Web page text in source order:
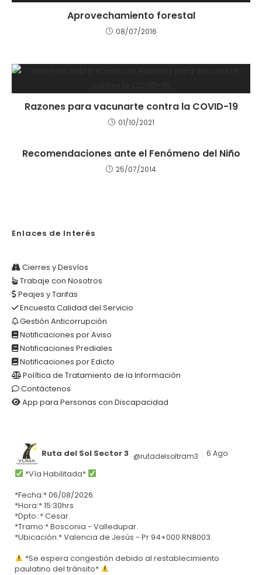
Aprovechamiento forestal
08/07/2016
Razones para vacunarte contra la COVID-19
01/10/2021
Recomendaciones ante el Fenómeno del Niño
25/07/2014
Enlaces de Interés
Cierres y Desvíos
Trabaje con Nosotros
Peajes y Tarifas
Encuesta Calidad del Servicio
Gestión Anticorrupción
Notificaciones por Aviso
Notificaciones Prediales
Notificaciones por Edicto
Política de Tratamiento de la Información
Contáctenos
App para Personas con Discapacidad
Ruta del Sol Sector 3 @rutadelsoltram3 · 6 Ago
*Vía Habilitada*
*Fecha:* 06/08/2026.
*Hora:* 15:30hrs
*Dpto.:* Cesar.
*Tramo:* Bosconia - Valledupar.
*Ubicación:* Valencia de Jesús - Pr 94+000 RN8003.
*Se espera congestión debido al restablecimiento
paulatino del tránsito*